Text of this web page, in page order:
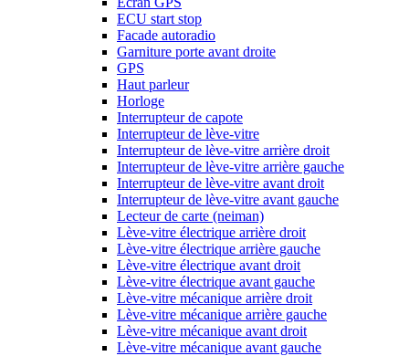
ECU start stop
Facade autoradio
Garniture porte avant droite
GPS
Haut parleur
Horloge
Interrupteur de capote
Interrupteur de lève-vitre
Interrupteur de lève-vitre arrière droit
Interrupteur de lève-vitre arrière gauche
Interrupteur de lève-vitre avant droit
Interrupteur de lève-vitre avant gauche
Lecteur de carte (neiman)
Lève-vitre électrique arrière droit
Lève-vitre électrique arrière gauche
Lève-vitre électrique avant droit
Lève-vitre électrique avant gauche
Lève-vitre mécanique arrière droit
Lève-vitre mécanique arrière gauche
Lève-vitre mécanique avant droit
Lève-vitre mécanique avant gauche